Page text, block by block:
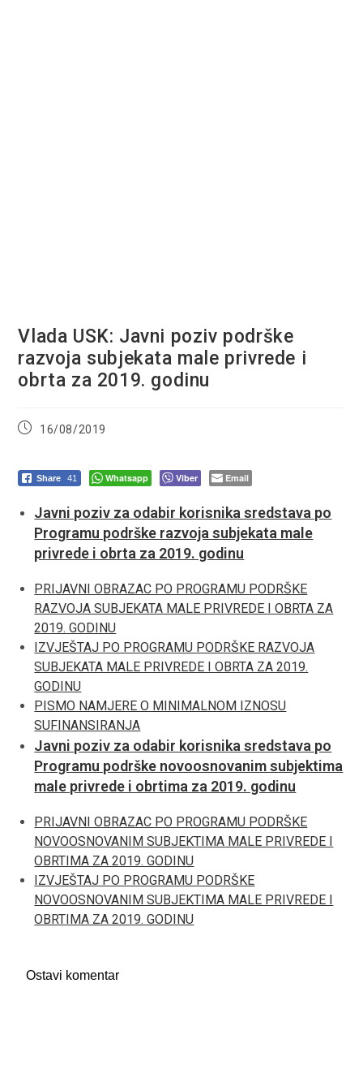
Vlada USK: Javni poziv podrške
razvoja subjekata male privrede i
obrta za 2019. godinu
Post16/08/2019
Share 41 Whatsapp Viber Email
Javni poziv za odabir korisnika sredstava po
Programu podrške razvoja subjekata male
privrede i obrta za 2019. godinu
PRIJAVNI OBRAZAC PO PROGRAMU PODRŠKE
RAZVOJA SUBJEKATA MALE PRIVREDE I OBRTA ZA
2019. GODINU
IZVJEŠTAJ PO PROGRAMU PODRŠKE RAZVOJA
SUBJEKATA MALE PRIVREDE I OBRTA ZA 2019.
GODINU
PISMO NAMJERE O MINIMALNOM IZNOSU
SUFINANSIRANJA
Javni poziv za odabir korisnika sredstava po
Programu podrške novoosnovanim subjektima
male privrede i obrtima za 2019. godinu
PRIJAVNI OBRAZAC PO PROGRAMU PODRŠKE
NOVOOSNOVANIM SUBJEKTIMA MALE PRIVREDE I
OBRTIMA ZA 2019. GODINU
IZVJEŠTAJ PO PROGRAMU PODRŠKE
NOVOOSNOVANIM SUBJEKTIMA MALE PRIVREDE I
OBRTIMA ZA 2019. GODINU
Ostavi komentar